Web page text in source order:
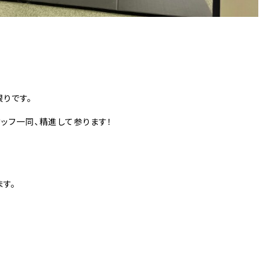
です。
フ一同、精進して参ります！
。